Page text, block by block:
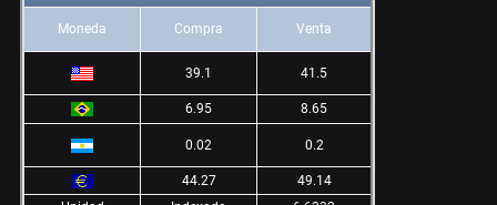
Moneda Compra Venta
39.1 41.5
6.95 8.65
0.02 0.2
44.27
49.14